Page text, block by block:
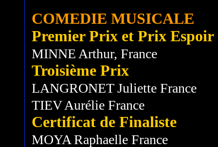
COMEDIE MUSICALE
Premier Prix et Prix Espoir
MINNE Arthur, France
Troisième Prix
LANGRONET Juliette France
TIEV Aurélie France
Certificat de Finaliste
MOYA Raphaelle France